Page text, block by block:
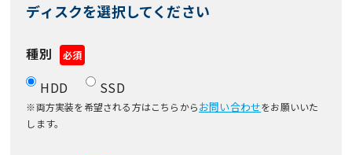
ディスクを選択してください
種別 必須
HDD SSD
※両方実装を希望される方はこちらからお問い合わせをお願いいた
します。